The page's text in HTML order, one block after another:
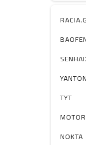
ელ.
სხვა
YANTON
TYT
NOKTA